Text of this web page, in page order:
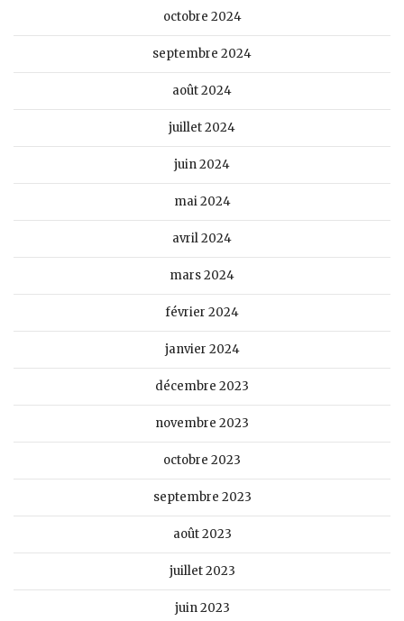
octobre 2024
septembre 2024
août 2024
juillet 2024
juin 2024
mai 2024
avril 2024
mars 2024
février 2024
janvier 2024
décembre 2023
novembre 2023
octobre 2023
septembre 2023
août 2023
juillet 2023
juin 2023